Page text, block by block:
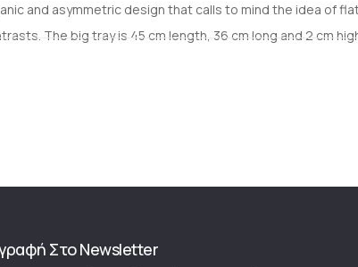
and asymmetric design that calls to mind the idea of
The big tray is 45 cm length, 36 cm long and 2 cm
Στο Newsletter